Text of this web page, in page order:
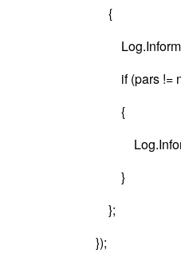
{
if (pars !=
{
}
};
});